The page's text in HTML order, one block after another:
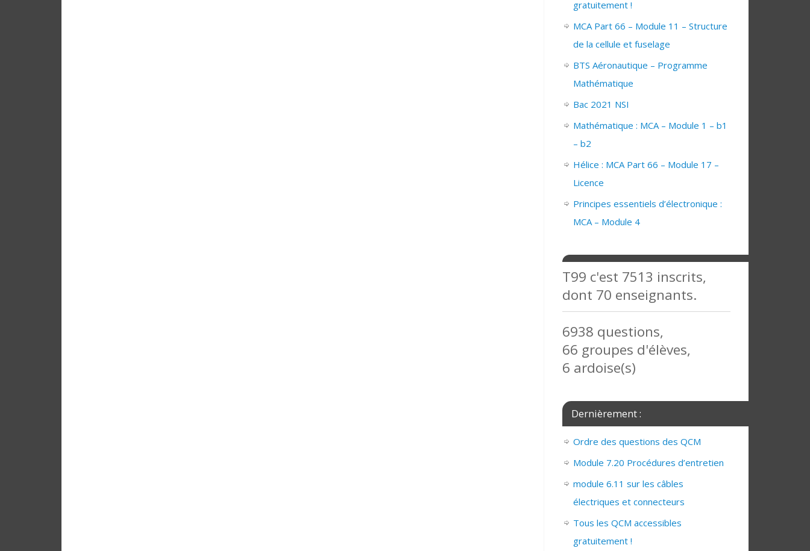
gratuitement !
MCA Part 66 – Module 11 – Structure
de la cellule et fuselage
BTS Aéronautique – Programme
Mathématique
Bac 2021 NSI
Mathématique : MCA – Module 1 – b1
– b2
Hélice : MCA Part 66 – Module 17 –
Licence
Principes essentiels d’électronique :
MCA – Module 4
T99 c'est 7513 inscrits,
dont 70 enseignants.
6938 questions,
66 groupes d'élèves,
6 ardoise(s)
Dernièrement :
Ordre des questions des QCM
Module 7.20 Procédures d’entretien
module 6.11 sur les câbles
électriques et connecteurs
Tous les QCM accessibles
gratuitement !